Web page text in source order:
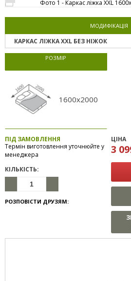
МОДИФІКАЦІЯ
КАРКАС ЛІЖКА XXL БЕЗ НІЖОК
РОЗМІР
1600x2000
ПІД ЗАМОВЛЕННЯ
Термін виготовлення уточнюйте у
менеджера
КІЛЬКІСТЬ:
РОЗПОВІСТИ ДРУЗЯМ:
ЦІНА
3